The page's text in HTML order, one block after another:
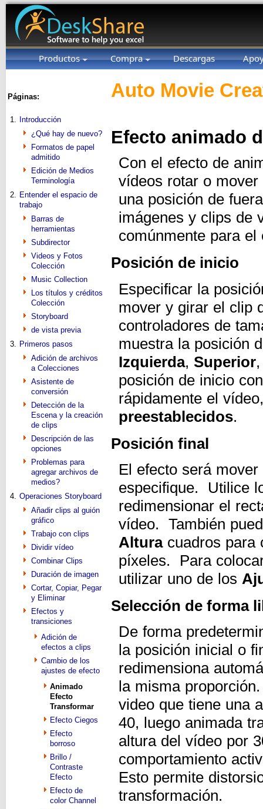
Productos Compra Descargas
Páginas:
1.
Introducción
¿Qué hay de nuevo?
Formatos de papel
admitido
Edición de Medios
Terminología
2. Entender el espacio de
trabajo
Barras de
herramientas
Subdirector
Videos y Fotos
Colección
Music Collection
Los títulos y créditos
Colección
Storyboard
de vista previa
3. Primeros pasos
Adición de archivos
a Colecciones
Asistente de
conversión
Detección de la
Escena y la creación
de clips
Descripción de las
opciones
Problemas para
agregar archivos de
medios?
4. Operaciones Storyboard
Añadir clips al guión
gráfico
Trabajo con clips
Dividir vídeo
Combinar Clips
Duración de imagen
Cortar, Copiar, Pegar
y Eliminar
Efectos y
transiciones
Adición de
efectos a clips
Cambio de los
ajustes de efecto
Animado
Efecto
Transformar
Efecto Ciegos
Efecto
borroso
Brillo /
Contraste
Efecto
Efecto de
color Channel
Auto Movie
Efecto animado
Con el efecto de
vídeos rotar o
una posición de
imágenes y clips de
comúnmente para
Posición de inicio
Especificar la
mover y girar el clip
controladores de
muestra la posición
Izquierda, Superior
posición de inicio
rápidamente el
preestablecidos.
Posición final
El efecto será
especifique. Utilice
redimensionar el
vídeo. También
Alturacuadros para
píxeles. Para
utilizar uno de los
Selección de forma
De forma
la posición inicial o
redimensiona
la misma
video que tiene una
40, luego animada
altura del vídeo por
comportamiento
Esto permite
transformación.